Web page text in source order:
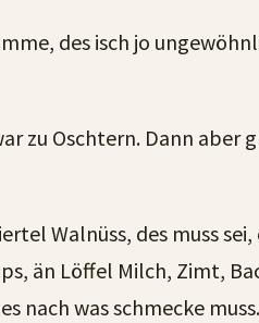
des isch jo
zu Oschtern. Dann aber
Walnüss, des muss
än Löffel Milch, Zimt,
nach was schmecke muss.